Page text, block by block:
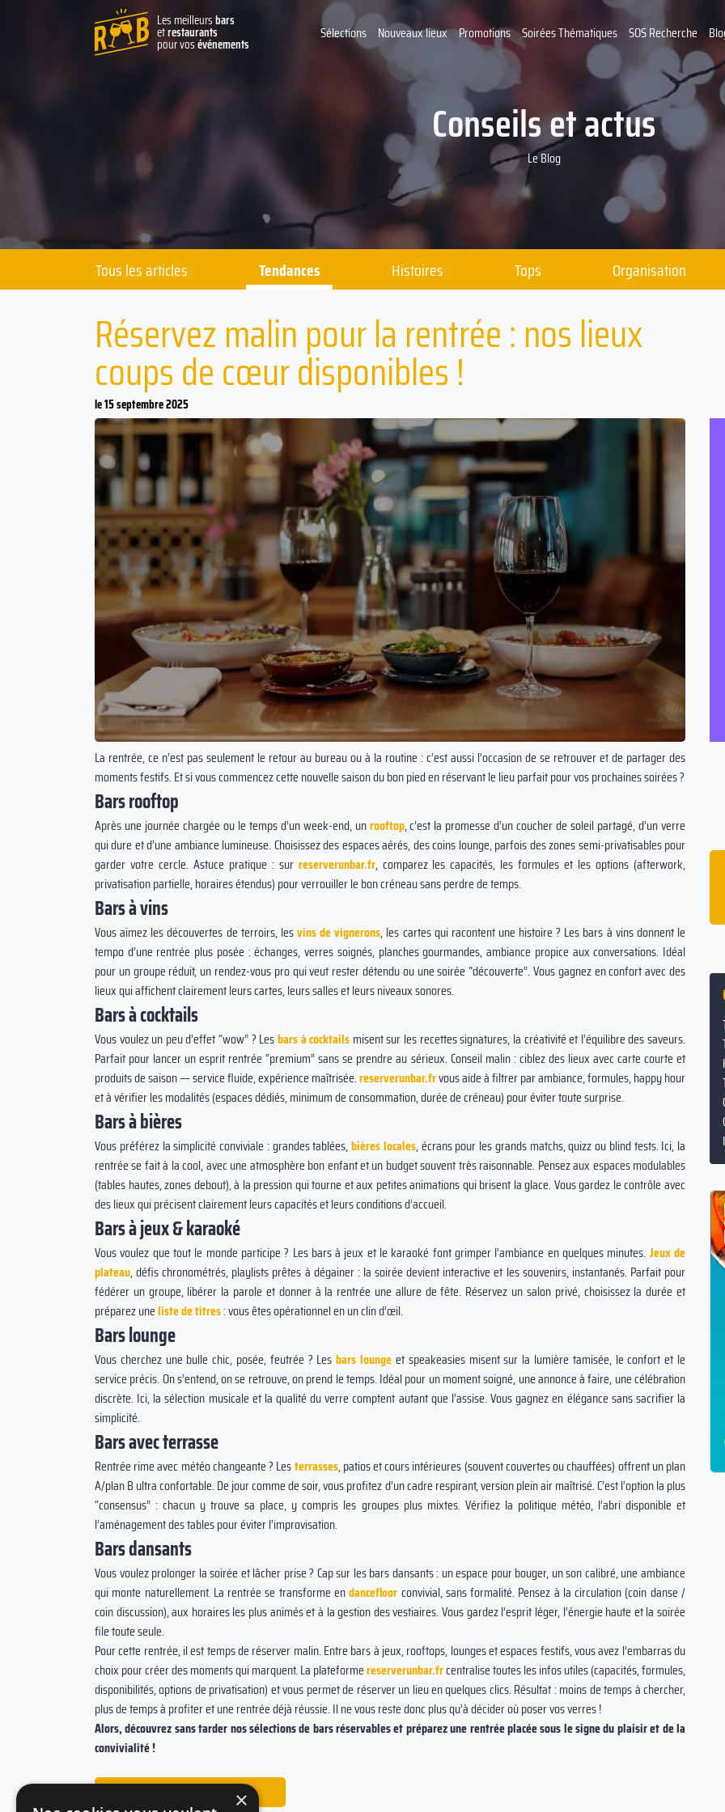
Les meilleursbars
etrestaurants
pour vosévénements
Sélections Nouveaux lieux Promotions Soirées Thématiques SOS Recherche
Conseils et actus
Le Blog
Tous les articles Tendances Histoires Tops Organisation
Réservez malin pour la rentrée : nos lieux
coups de cœur disponibles !
le 15 septembre 2025
La rentrée, ce n’est pas seulement le retour au bureau ou à la routine : c’est aussi l’occasion de se retrouver et de partager des
moments festifs. Et si vous commencez cette nouvelle saison du bon pied en réservant le lieu parfait pour vos prochaines soirées ?
Bars rooftop
Après une journée chargée ou le temps d’un week-end, unrooftop, c’est la promesse d’un coucher de soleil partagé, d’un verre
qui dure et d’une ambiance lumineuse. Choisissez des espaces aérés, des coins lounge, parfois des zones semi-privatisables pour
garder votre cercle. Astuce pratique : sur reserverunbar.fr, comparez les capacités, les formules et les options (afterwork,
privatisation partielle, horaires étendus) pour verrouiller le bon créneau sans perdre de temps.
Bars à vins
Vous aimez les découvertes de terroirs, lesvins de vignerons, les cartes qui racontent une histoire ? Les bars à vins donnent le
tempo d’une rentrée plus posée : échanges, verres soignés, planches gourmandes, ambiance propice aux conversations. Idéal
pour un groupe réduit, un rendez-vous pro qui veut rester détendu ou une soirée “découverte”. Vous gagnez en confort avec des
lieux qui affichent clairement leurs cartes, leurs salles et leurs niveaux sonores.
Bars à cocktails
Vous voulez un peu d’effet “wow” ? Lesbars à cocktails misent sur les recettes signatures, la créativité et l’équilibre des saveurs.
Parfait pour lancer un esprit rentrée “premium” sans se prendre au sérieux. Conseil malin : ciblez des lieux avec carte courte et
produits de saison — service fluide, expérience maîtrisée.reserverunbar.frvous aide à filtrer par ambiance, formules, happy hour
et à vérifier les modalités (espaces dédiés, minimum de consommation, durée de créneau) pour éviter toute surprise.
Bars à bières
Vous préférez la simplicité conviviale : grandes tablées,bières locales, écrans pour les grands matchs, quizz ou blind tests. Ici, la
rentrée se fait à la cool, avec une atmosphère bon enfant et un budget souvent très raisonnable. Pensez aux espaces modulables
(tables hautes, zones debout), à la pression qui tourne et aux petites animations qui brisent la glace. Vous gardez le contrôle avec
des lieux qui précisent clairement leurs capacités et leurs conditions d’accueil.
Bars à jeux & karaoké
Vous voulez que tout le monde participe ? Les bars à jeux et le karaoké font grimper l’ambiance en quelques minutes. Jeux de
plateau, défis chronométrés, playlists prêtes à dégainer : la soirée devient interactive et les souvenirs, instantanés. Parfait pour
fédérer un groupe, libérer la parole et donner à la rentrée une allure de fête. Réservez un salon privé, choisissez la durée et
préparez uneliste de titres: vous êtes opérationnel en un clin d’œil.
Bars lounge
Vous cherchez une bulle chic, posée, feutrée ? Lesbars lounge et speakeasies misent sur la lumière tamisée, le confort et le
service précis. On s’entend, on se retrouve, on prend le temps. Idéal pour un moment soigné, une annonce à faire, une célébration
discrète. Ici, la sélection musicale et la qualité du verre comptent autant que l’assise. Vous gagnez en élégance sans sacrifier la
simplicité.
Bars avec terrasse
Rentrée rime avec météo changeante ? Lesterrasses, patios et cours intérieures (souvent couvertes ou chauffées) offrent un plan
A/plan B ultra confortable. De jour comme de soir, vous profitez d’un cadre respirant, version plein air maîtrisé. C’est l’option la plus
“consensus” : chacun y trouve sa place, y compris les groupes plus mixtes. Vérifiez la politique météo, l’abri disponible et
l’aménagement des tables pour éviter l’improvisation.
Bars dansants
Vous voulez prolonger la soirée et lâcher prise ? Cap sur les bars dansants : un espace pour bouger, un son calibré, une ambiance
qui monte naturellement. La rentrée se transforme endancefloor convivial, sans formalité. Pensez à la circulation (coin danse /
coin discussion), aux horaires les plus animés et à la gestion des vestiaires. Vous gardez l’esprit léger, l’énergie haute et la soirée
file toute seule.
Pour cette rentrée, il est temps de réserver malin. Entre bars à jeux, rooftops, lounges et espaces festifs, vous avez l’embarras du
choix pour créer des moments qui marquent. La plateformereserverunbar.frcentralise toutes les infos utiles (capacités, formules,
disponibilités, options de privatisation) et vous permet de réserver un lieu en quelques clics. Résultat : moins de temps à chercher,
plus de temps à profiter et une rentrée déjà réussie. Il ne vous reste donc plus qu’à décider où poser vos verres !
Alors, découvrez sans tarder nos sélections de bars réservables et préparez une rentrée placée sous le signe du plaisir et de la
convivialité !
Trouver le lieu idéal
que quand on La consommation d’alcool ne réchauffe
pas : au contraire, elle accentue le
refroidissement de l'organisme à moyen
terme.
16% des couples se sont rencontrés dans
un bar ou une boîte de nuit.
×